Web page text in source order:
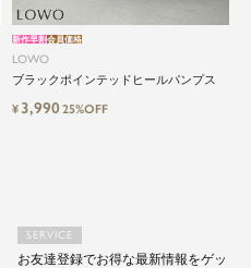
LOWO
ブラックポインテッドヒールパンプス
新作早割会員価格
¥ 3,99025%OFF
SERVICE
お友達登録でお得な最新情報をゲッ